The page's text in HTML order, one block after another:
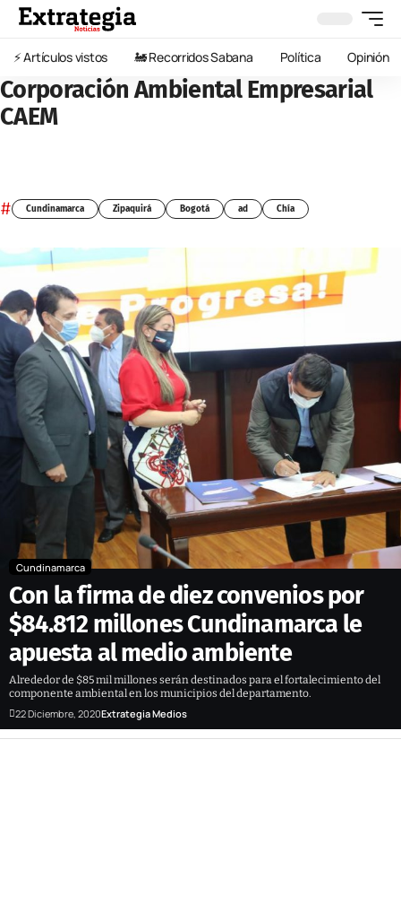
⚡️ Artículos vistos 🚂 Recorridos Sabana Política Opinión
Corporación Ambiental Empresarial
CAEM
# Cundinamarca Zipaquirá Bogotá ad Chía
Cundinamarca
Con la firma de diez convenios por
$84.812 millones Cundinamarca le
apuesta al medio ambiente
Alrededor de $85 mil millones serán destinados para el fortalecimiento del
componente ambiental en los municipios del departamento.
22 Diciembre, 2020Extrategia Medios